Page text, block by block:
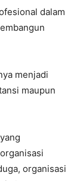
dalam
menjadi
maupun
organisasi